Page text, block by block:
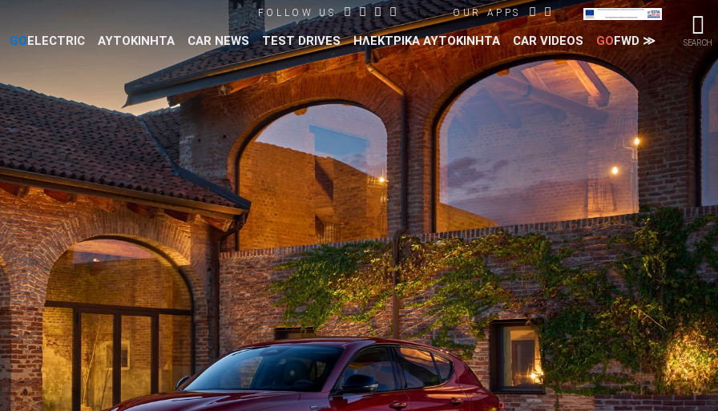
SEARCH
FOLLOW US OUR APPS
GOELECTRIC ΑΥΤΟΚΙΝΗΤΑ CAR NEWS TEST DRIVES ΗΛΕΚΤΡΙΚΑ ΑΥΤΟΚΙΝΗΤΑ CAR VIDEOS GOFWD ≫
Βρες τα πάντα για το αυτοκίνητο!